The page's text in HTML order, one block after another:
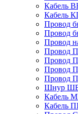
Кабель
Кабель
Провод
Провод
Провод
Провод
Провод
Провод
Провод
Шнур
Кабель
Кабель